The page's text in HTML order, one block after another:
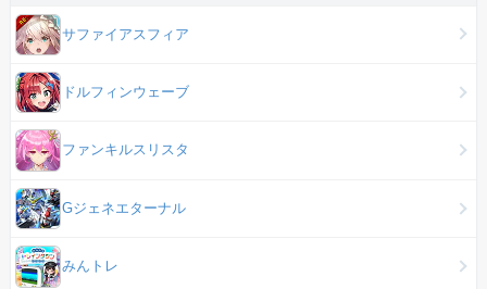
サファイアスフィア
ドルフィンウェーブ
ファンキルスリスタ
Gジェネエターナル
みんトレ